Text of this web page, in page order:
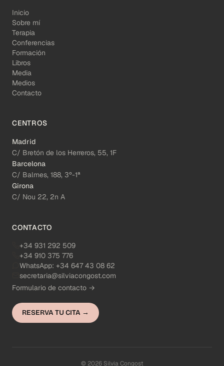
Inicio
Sobre mí
Terapia
Conferencias
Formación
Libros
Media
Medios
Contacto
CENTROS
Madrid
C/ Bretón de los Herreros, 55, 1F
Barcelona
C/ Balmes, 188, 3º-1ª
Girona
C/ Nou 22, 2n A
CONTACTO
+34 931 292 509
+34 910 375 776
WhatsApp: +34 647 43 08 62
secretaria@silviacongost.com
Formulario de contacto →
RESERVA TU CITA →
© 2026 Silvia Congost